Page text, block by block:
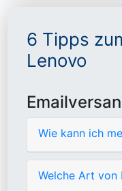
6 Tipps
Lenovo
Wie kann ich
Welche Art von